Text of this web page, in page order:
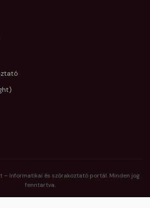
– Informatikai és szórakoztató portál. Minden jog
fenntartva.